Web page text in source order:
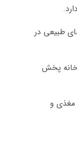
طبیعی در
خانه پخش
مغذی و